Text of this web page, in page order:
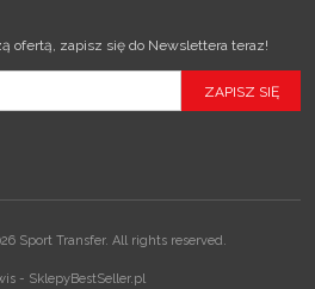
ofertą, zapisz się do Newslettera teraz!
Sport Transfer. All rights reserved.
- SklepyBestSeller.pl